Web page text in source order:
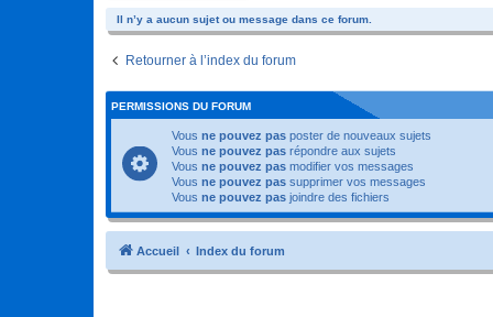
Il n’y a aucun sujet ou message dans ce forum.
Retourner à l’index du forum
PERMISSIONS DU FORUM
Vous ne pouvez pas poster de nouveaux sujets
Vous ne pouvez pas répondre aux sujets
Vous ne pouvez pas modifier vos messages
Vous ne pouvez pas supprimer vos messages
Vous ne pouvez pas joindre des fichiers
Accueil Index du forum